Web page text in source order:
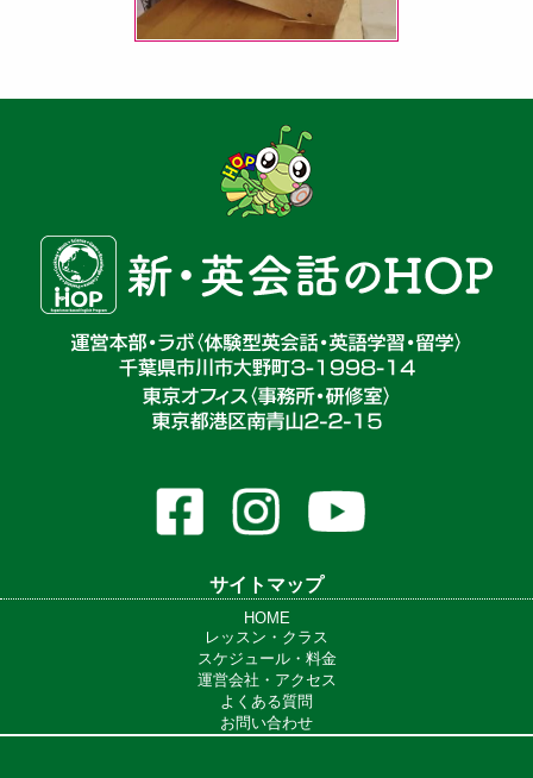
サイトマップ
HOME
レッスン・クラス
スケジュール・料金
運営会社・アクセス
よくある質問
お問い合わせ